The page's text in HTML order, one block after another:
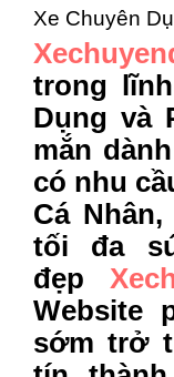
Xe Chuyên
trong
Dụng và
mắn
có nhu
Cá
tối đa
đẹp
Website
sớm trở